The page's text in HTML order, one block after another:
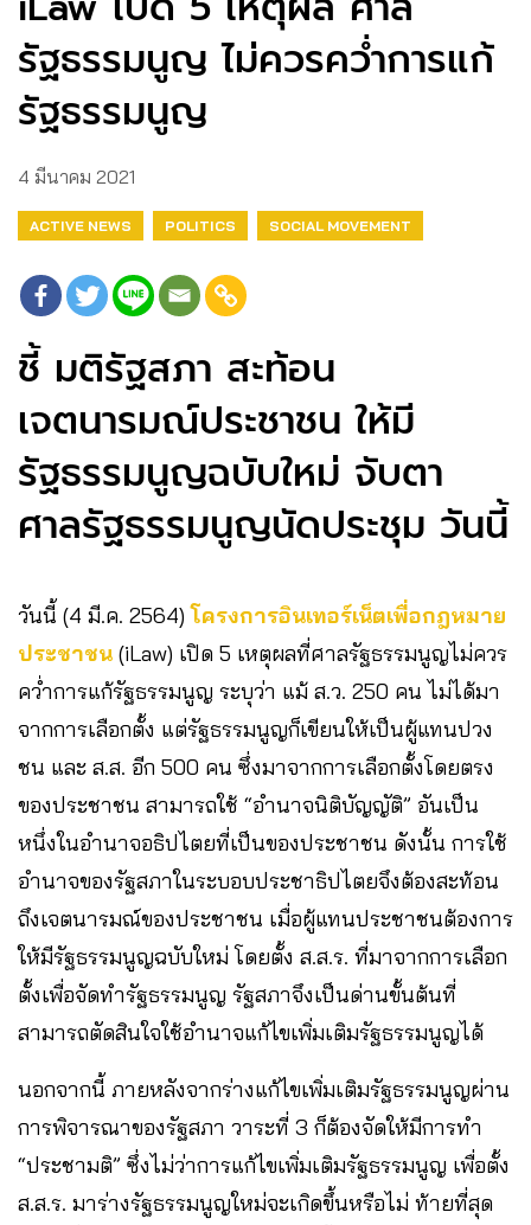
รัฐธรรมนูญ ไม่ควรคว่ำการแก้
รัฐธรรมนูญ
4 มีนาคม 2021
ACTIVE NEWS POLITICS SOCIAL MOVEMENT
ชี้ มติรัฐสภา สะท้อน
เจตนารมณ์ประชาชน ให้มี
รัฐธรรมนูญฉบับใหม่ จับตา
ศาลรัฐธรรมนูญนัดประชุม วันนี้
วันนี้ (4 มี.ค. 2564)โครงการอินเทอร์เน็ตเพื่อกฎหมาย
ประชาชน (iLaw) เปิด 5 เหตุผลที่ศาลรัฐธรรมนูญไม่ควร
คว่ำการแก้รัฐธรรมนูญ ระบุว่า แม้ ส.ว. 250 คน ไม่ได้มา
จากการเลือกตั้ง แต่รัฐธรรมนูญก็เขียนให้เป็นผู้แทนปวง
ชน และ ส.ส. อีก 500 คน ซึ่งมาจากการเลือกตั้งโดยตรง
ของประชาชน สามารถใช้ “อำนาจนิติบัญญัติ” อันเป็น
หนึ่งในอำนาจอธิปไตยที่เป็นของประชาชน ดังนั้น การใช้
อำนาจของรัฐสภาในระบอบประชาธิปไตยจึงต้องสะท้อน
ถึงเจตนารมณ์ของประชาชน เมื่อผู้แทนประชาชนต้องการ
ให้มีรัฐธรรมนูญฉบับใหม่ โดยตั้ง ส.ส.ร. ที่มาจากการเลือก
ตั้งเพื่อจัดทำรัฐธรรมนูญ รัฐสภาจึงเป็นด่านขั้นต้นที่
สามารถตัดสินใจใช้อำนาจแก้ไขเพิ่มเติมรัฐธรรมนูญได้
นอกจากนี้ ภายหลังจากร่างแก้ไขเพิ่มเติมรัฐธรรมนูญผ่าน
การพิจารณาของรัฐสภา วาระที่ 3 ก็ต้องจัดให้มีการทำ
“ประชามติ” ซึ่งไม่ว่าการแก้ไขเพิ่มเติมรัฐธรรมนูญ เพื่อตั้ง
ส.ส.ร. มาร่างรัฐธรรมนูญใหม่จะเกิดขึ้นหรือไม่ ท้ายที่สุด